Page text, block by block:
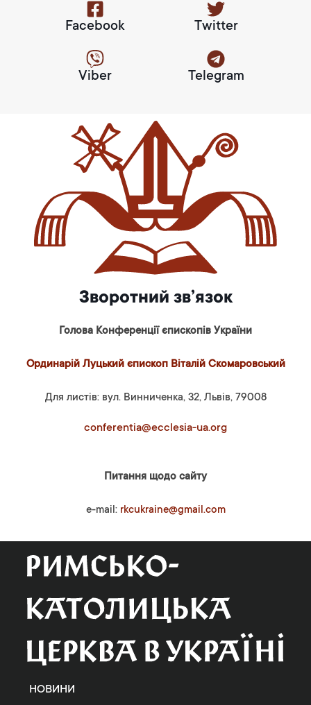
Facebook Twitter
Viber Telegram
Зворотний зв’язок
Голова Конференції єпископів України
Ординарій Луцький єпископ Віталій Скомаровський
Для листів: вул. Винниченка, 32, Львів, 79008
conferentia@ecclesia-ua.org
Питання щодо сайту
e-mail: rkcukraine@gmail.com
НОВИНИ